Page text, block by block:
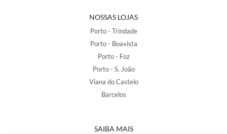
NOSSAS LOJAS
Porto - Trindade
Porto - Boavista
Porto - Foz
Porto - S. João
Viana do Castelo
Barcelos
SAIBA MAIS